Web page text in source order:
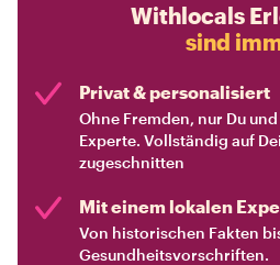
Withlocals
sind
Privat & personalisiert
Ohne Fremden, nur Du
Experte. Vollständig auf
zugeschnitten
Mit einem lokalen
Von historischen Fakten
Gesundheitsvorschriften.